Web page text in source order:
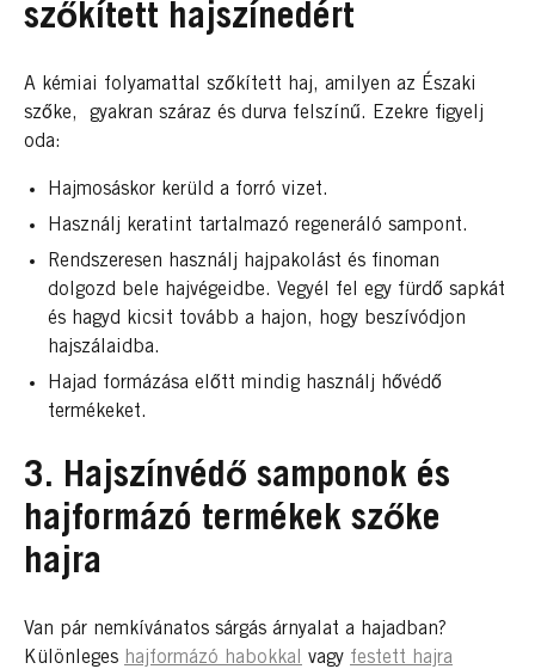
szőkített hajszínedért
A kémiai folyamattal szőkített haj, amilyen az Északi
szőke, gyakran száraz és durva felszínű. Ezekre figyelj
oda:
Hajmosáskor kerüld a forró vizet.
Használj keratint tartalmazó regeneráló sampont.
Rendszeresen használj hajpakolást és finoman
dolgozd bele hajvégeidbe. Vegyél fel egy fürdő sapkát
és hagyd kicsit tovább a hajon, hogy beszívódjon
hajszálaidba.
Hajad formázása előtt mindig használj hővédő
termékeket.
3. Hajszínvédő samponok és
hajformázó termékek szőke
hajra
Van pár nemkívánatos sárgás árnyalat a hajadban?
Különleges hajformázó habokkal vagy festett hajra